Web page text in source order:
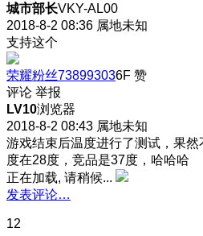
城市部长VKY-AL00
2018-8-2 08:36 属地未知
支持这个
荣耀粉丝738993036F 赞
评论 举报
LV10浏览器
2018-8-2 08:43 属地未知
游戏结束后温度进行了测试，果
度在28度，竞品是37度，哈哈哈
正在加载, 请稍候...
发表评论…
12